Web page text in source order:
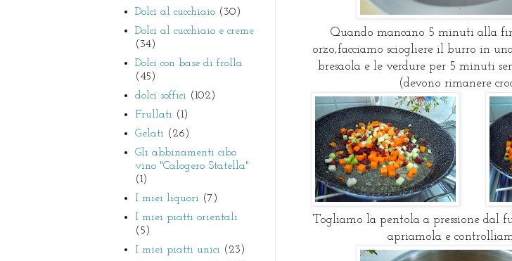
Quando mancano 5 minuti alla
orzo,facciamo sciogliere il burro in
bresaola e le verdure per 5 minuti
(devono rimanere
Togliamo la pentola a pressione dal
apriamola e
Dolci al cucchiaio (30)
Dolci al cucchiaio e creme
(34)
Dolci con base di frolla
(45)
dolci soffici (102)
Frullati (1)
Gelati (26)
Gli abbinamenti cibo
vino "Calogero Statella"
(1)
I miei liquori (7)
I miei piatti orientali
(5)
I miei piatti unici (23)